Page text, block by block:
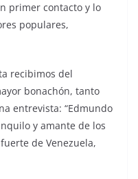
primer contacto y lo
populares,
recibimos del
bonachón, tanto
entrevista: “Edmundo
y amante de los
de Venezuela,